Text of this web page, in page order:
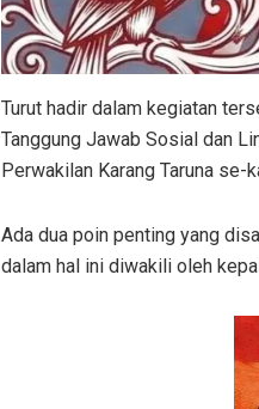
Turut hadir dalam kegiatan
Tanggung Jawab Sosial dan
Perwakilan Karang Taruna se-
Ada dua poin penting yang
dalam hal ini diwakili oleh